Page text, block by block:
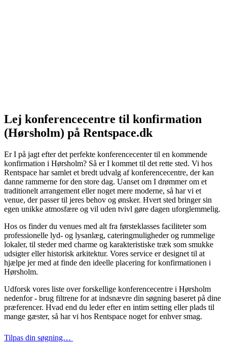
Lej konferencecentre til konfirmation
(Hørsholm) på Rentspace.dk
Er I på jagt efter det perfekte konferencecenter til en kommende
konfirmation i Hørsholm? Så er I kommet til det rette sted. Vi hos
Rentspace har samlet et bredt udvalg af konferencecentre, der kan
danne rammerne for den store dag. Uanset om I drømmer om et
traditionelt arrangement eller noget mere moderne, så har vi et
venue, der passer til jeres behov og ønsker. Hvert sted bringer sin
egen unikke atmosfære og vil uden tvivl gøre dagen uforglemmelig.
Hos os finder du venues med alt fra førsteklasses faciliteter som
professionelle lyd- og lysanlæg, cateringmuligheder og rummelige
lokaler, til steder med charme og karakteristiske træk som smukke
udsigter eller historisk arkitektur. Vores service er designet til at
hjælpe jer med at finde den ideelle placering for konfirmationen i
Hørsholm.
Udforsk vores liste over forskellige konferencecentre i Hørsholm
nedenfor - brug filtrene for at indsnævre din søgning baseret på dine
præferencer. Hvad end du leder efter en intim setting eller plads til
mange gæster, så har vi hos Rentspace noget for enhver smag.
Tilpas din søgning…